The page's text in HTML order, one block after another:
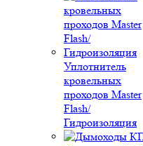
Уплотнитель
кровельных
проходов Master
Flash/
Гидроизоляция